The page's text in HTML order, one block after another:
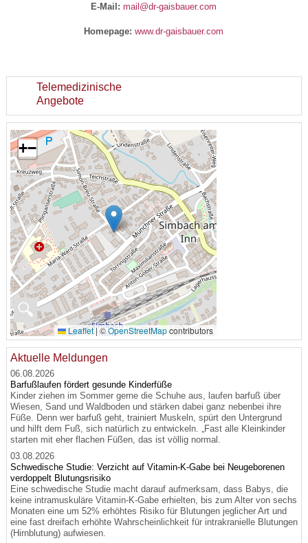
E-Mail: mail@dr-gaisbauer.com
Homepage: www.dr-gaisbauer.com
Telemedizinische
Angebote
🔍
+−
Leaflet |©OpenStreetMapcontributors
Aktuelle Meldungen
06.08.2026
Barfußlaufen fördert gesunde Kinderfüße
Kinder ziehen im Sommer gerne die Schuhe aus, laufen barfuß über
Wiesen, Sand und Waldboden und stärken dabei ganz nebenbei ihre
Füße. Denn wer barfuß geht, trainiert Muskeln, spürt den Untergrund
und hilft dem Fuß, sich natürlich zu entwickeln. „Fast alle Kleinkinder
starten mit eher flachen Füßen, das ist völlig normal.
03.08.2026
Schwedische Studie: Verzicht auf Vitamin-K-Gabe bei Neugeborenen
verdoppelt Blutungsrisiko
Eine schwedische Studie macht darauf aufmerksam, dass Babys, die
keine intramuskuläre Vitamin-K-Gabe erhielten, bis zum Alter von sechs
Monaten eine um 52% erhöhtes Risiko für Blutungen jeglicher Art und
eine fast dreifach erhöhte Wahrscheinlichkeit für intrakranielle Blutungen
(Hirnblutung) aufwiesen.